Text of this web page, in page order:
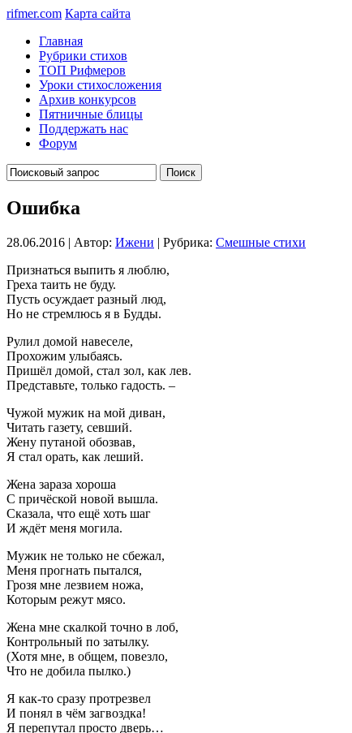
rifmer.com Карта сайта
Главная
Рубрики стихов
ТОП Рифмеров
Уроки стихосложения
Архив конкурсов
Пятничные блицы
Поддержать нас
Форум
Ошибка
28.06.2016 | Автор: Ижени | Рубрика: Смешные стихи
Признаться выпить я люблю,
Греха таить не буду.
Пусть осуждает разный люд,
Но не стремлюсь я в Будды.
Рулил домой навеселе,
Прохожим улыбаясь.
Пришёл домой, стал зол, как лев.
Представьте, только гадость. –
Чужой мужик на мой диван,
Читать газету, севший.
Жену путаной обозвав,
Я стал орать, как леший.
Жена зараза хороша
С причёской новой вышла.
Сказала, что ещё хоть шаг
И ждёт меня могила.
Мужик не только не сбежал,
Меня прогнать пытался,
Грозя мне лезвием ножа,
Которым режут мясо.
Жена мне скалкой точно в лоб,
Контрольный по затылку.
(Хотя мне, в общем, повезло,
Что не добила пылко.)
Я как-то сразу протрезвел
И понял в чём загвоздка!
Я перепутал просто дверь…